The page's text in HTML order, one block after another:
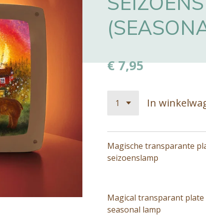
€ 7,95
In
Magische transparante
seizoenslamp
Magical transparant
seasonal lamp